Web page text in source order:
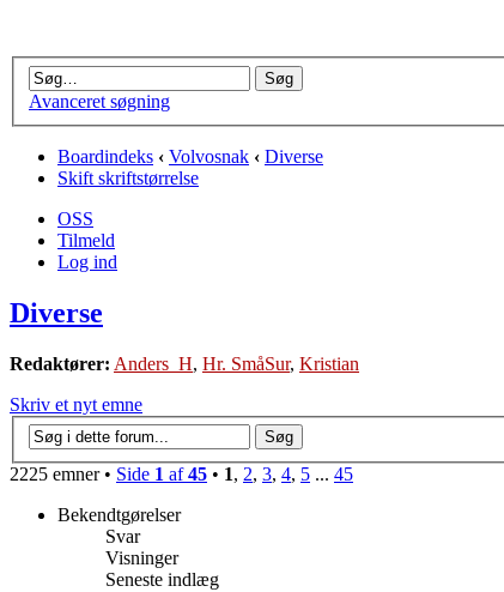
Avanceret søgning
Boardindeks ‹ Volvosnak ‹ Diverse
Skift skriftstørrelse
OSS
Tilmeld
Log ind
Diverse
Redaktører: Anders_H, Hr. SmåSur, Kristian
Skriv et nyt emne
2225 emner • Side 1 af45 • 1, 2, 3, 4, 5 ... 45
Bekendtgørelser
Svar
Visninger
Seneste indlæg